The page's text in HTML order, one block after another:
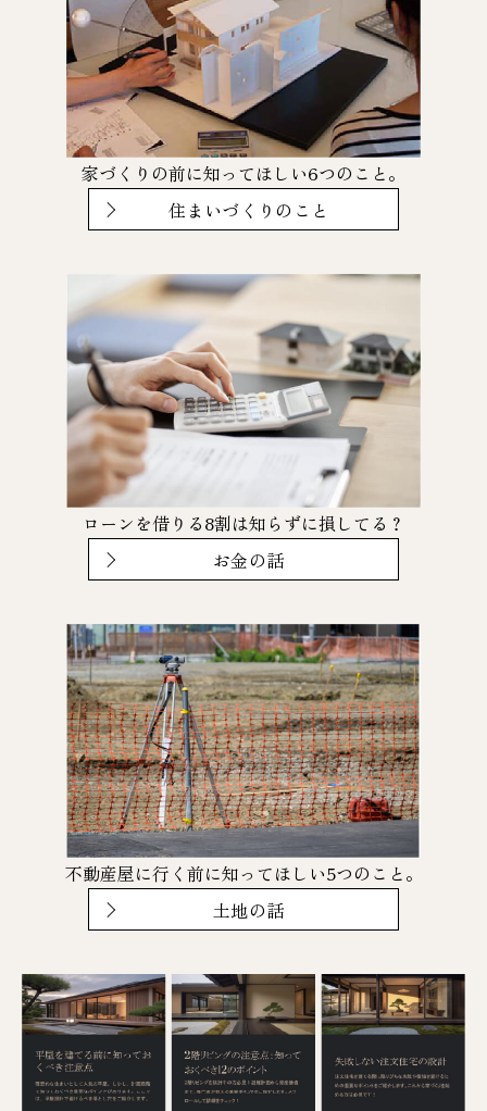
家づくりの前に知ってほしい6つのこと。
住まいづくりのこと
ローンを借りる8割は知らずに損してる？
お金の話
不動産屋に行く前に知ってほしい5つのこと。
土地の話